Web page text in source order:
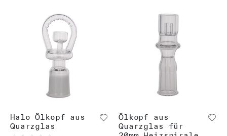
Halo Ölkopf aus
Quarzglas
Ölkopf aus
Quarzglas für